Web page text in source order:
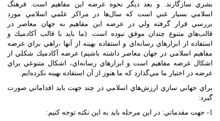
بشري سازگارند. و بعد ديگر نحوه عرضه اين مفاهيم است. فرهنگ
اسلامي بسيار غني است كه سال‌ها در مراكز علمي اسلامي مورد
بررسي قرار گرفته ولي در عرضه اين مفاهيم به جهان معاصر در
قالب‌هاي متنوع چندان موفق نبوده است. (ما بايد با قالب آكادميك و
استفاده از ابزارهاي رسانه‌اي و استفاده بهينه از آنها ،راهي براي عرضه
مفاهيم اسلامي در جهان معاصر داشته باشيم) عرضه آكادميك شكلي از
اشكال عرضه مفاهيم است و ابزارهاي رسانه‌اي، اشكال متنوعي براي
عرضه در اختيار ما مي‌گذارد كه ما هنوز از آن استفاده بهينه نكرده‌ايم.
براي جهاني سازي ارزش‌هاي اسلامي در چند جهت بايد اقداماتي صورت
گيرد:
1- جهت مقدماتي:‌ در اين مرحله بايد به اين نكته توجه كنيم: